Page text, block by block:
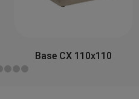
Side&Back A 80x30